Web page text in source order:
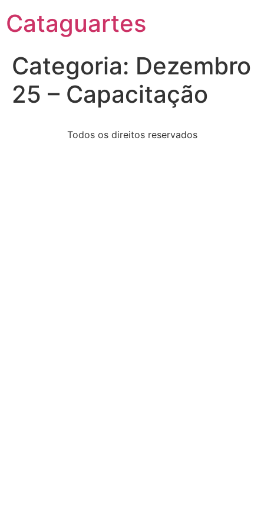
Cataguartes
Categoria: Dezembro
25 – Capacitação
Todos os direitos reservados